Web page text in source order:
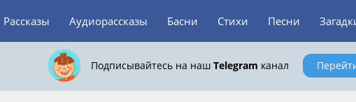
Рассказы Аудиорассказы Басни Стихи Песни
Подписывайтесь на наш Telegram канал